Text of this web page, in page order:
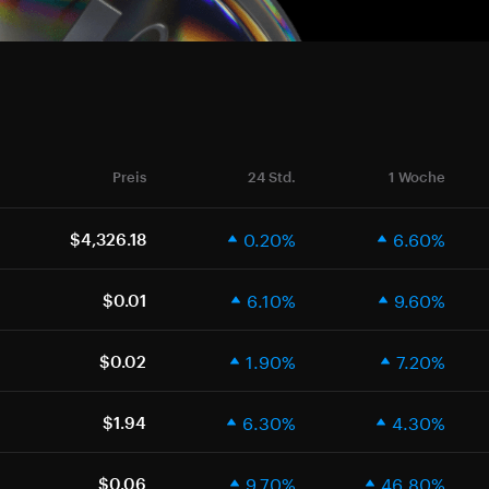
Preis 24 Std. 1 Woche
$4,326.18 0.20% 6.60%
$0.01 6.10% 9.60%
$0.02 1.90% 7.20%
$1.94 6.30% 4.30%
$0.06 9.70% 46.80%